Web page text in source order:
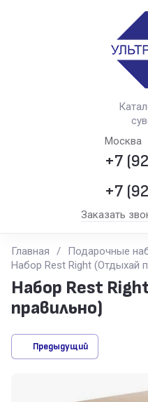
Москва
+7
+7
Заказать
Главная / Подарочные
Набор Rest Right (Отдыхай
Набор Rest
правильно)
Предыдущий